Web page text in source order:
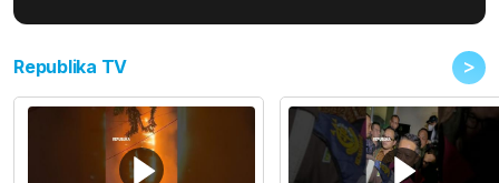
Republika TV >